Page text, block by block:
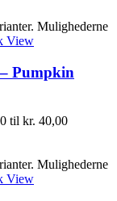
Mulighederne
View
Pumpkin
til kr. 40,00
Mulighederne
View